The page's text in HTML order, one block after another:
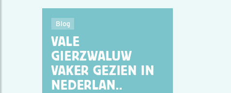
Blog
VALE
GIERZWALUW
VAKER GEZIEN IN
NEDERLAN..